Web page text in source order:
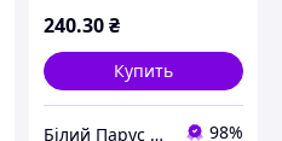
красные
240.30₴
Купить
Білий Парус HoReCa та B2B комплексне обслуговування 98%